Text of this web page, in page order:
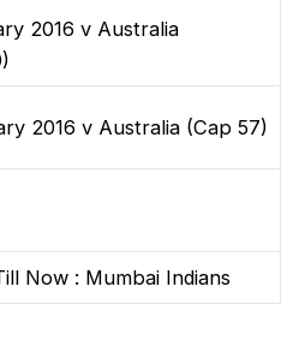
2016 v Australia
2016 v Australia (Cap 57)
Now : Mumbai Indians